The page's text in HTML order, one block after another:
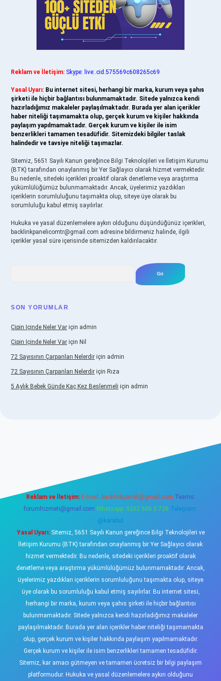
Reklam ve İletişim: Skype: live:.cid.575569c608265c69
Yasal Uyarı: Bu internet sitesi, herhangi bir marka, kurum veya şahıs
şirketi ile hiçbir bağlantısı bulunmamaktadır. Sitede yalnızca kendi
hazırladığımız makaleler paylaşılmaktadır. Burada yer alan içerikler
haber niteliği taşımamakta olup, gerçek kurum ve kişiler hakkında
paylaşım yapılmamaktadır. Gerçek kurum ve kişiler ile isim
benzerlikleri tamamen tesadüfidir. Sitemizdeki bilgiler taslak
halindedir ve tavsiye niteliği taşımazlar.
Sitemiz, 5651 Sayılı Kanun gereğince Bilgi Teknolojileri ve İletişim Kurumu
(BTK) tarafından onaylanmış bir Yer Sağlayıcı olarak hizmet vermektedir.
Bu nedenle, sitedeki içerikleri proaktif olarak denetleme veya araştırma
yükümlülüğümüz bulunmamaktadır. Ancak, üyelerimiz yazdıkları
içeriklerin sorumluluğunu taşımakta olup, siteye üye olarak bu
sorumluluğu kabul etmiş sayılırlar.
Hukuka ve yasal düzenlemelere aykırı olduğunu düşündüğünüz içerikleri,
backlinkpanelicomtr@gmail.com adresine bildirmeniz halinde, ilgili
içerikler yasal süre içerisinde sitemizden kaldırılacaktır.
SON YORUMLAR
Çipin Içinde Neler Var için admin
Çipin Içinde Neler Var için Nil
72 Sayısının Çarpanları Nelerdir için admin
72 Sayısının Çarpanları Nelerdir için Rıza
5 Aylık Bebek Günde Kaç Kez Beslenmeli için admin
Reklam ve İletişim: E-mail: backlinkpaneli@gmail.com Teams:
forumhizmeti@gmail.com Whatsapp: 0262 606 0 726 Telegram:
@karabul
Yasal Uyarı:Sitemiz, 5651 Sayılı Kanun gereğince Bilgi Teknolojileri ve
İletişim Kurumu (BTK) tarafından onaylanmış bir Yer Sağlayıcı olarak
hizmet vermektedir. Bu nedenle, sitedeki içerikleri proaktif olarak
denetleme veya araştırma yükümlülüğümüz bulunmamaktadır. Ancak,
üyelerimiz yazdıkları içeriklerin sorumluluğunu taşımakta olup, siteye
üye olarak bu sorumluluğu kabul etmiş sayılırlar. Bu internet sitesi,
herhangi bir marka, kurum veya şahıs şirketi ile hiçbir bağlantısı
bulunmamaktadır. Sitede yalnızca kendi hazırladığımız makaleler
paylaşılmaktadır. Burada yer alan içerikler haber niteliği taşımamakta
olup, gerçek kurum ve kişiler hakkında paylaşım yapılmamaktadır.
Gerçek kurum ve kişiler ile isim benzerlikleri tamamen tesadüfidir.
Sitemiz, kar amacı gütmeyen ve tamamen ücretsiz bir bilgi paylaşım
platformudur. Hukuka ve yasal düzenlemelere aykırı olduğunu